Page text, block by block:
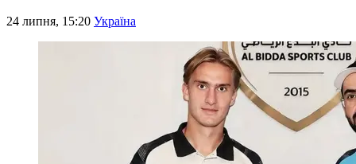
24 липня, 15:20 Україна